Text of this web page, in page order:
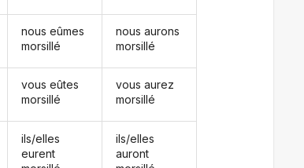
nous eûmes
morsillé
vous eûtes
morsillé
ils/elles
eurent
nous aurons
morsillé
vous aurez
morsillé
ils/elles
auront